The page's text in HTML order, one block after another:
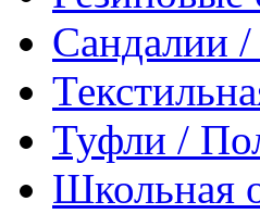
Сандалии
Туфли /
Школьная